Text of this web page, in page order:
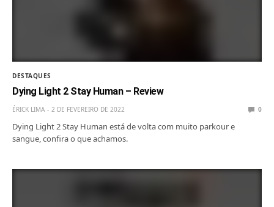
DESTAQUES
Dying Light 2 Stay Human – Review
ÉRICK LIMA 2 DE FEVEREIRO DE 2022 0
Dying Light 2 Stay Human está de volta com muito parkour e
sangue, confira o que achamos.